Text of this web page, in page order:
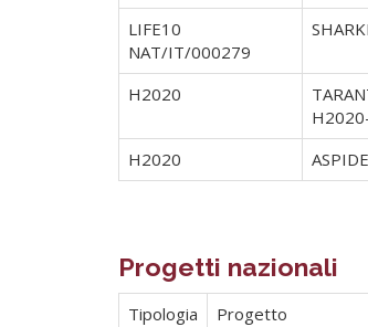
LIFE10
NAT/IT/000279
H2020
H2020
Progetti nazionali
Tipologia Progetto